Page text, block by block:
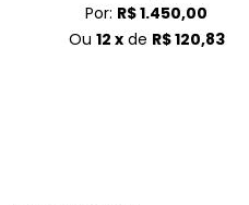
Por: R$ 1.450,00
Ou 12 xde R$ 120,83